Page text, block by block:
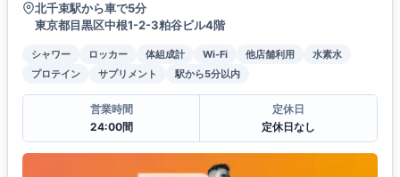
北千束駅から車で5分
東京都目黒区中根1-2-3粕谷ビル4階
シャワー ロッカー 体組成計 Wi-Fi 他店舗利用
水素水
プロテイン
サプリメント 駅から5分以内
営業時間
24:00間
定休日
定休日なし